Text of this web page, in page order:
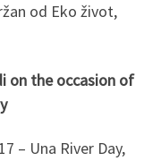
od Eko život,
on the occasion of
– Una River Day,